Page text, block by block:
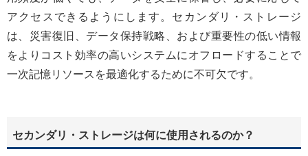
アクセスできるようにします。セカンダリ・ストレージ
は、災害復旧、データ保持戦略、および重要性の低い情報
をよりコスト効率の高いシステムにオフロードすることで
一次記憶リソースを最適化するために不可欠です。
セカンダリ・ストレージは何に使用されるのか？